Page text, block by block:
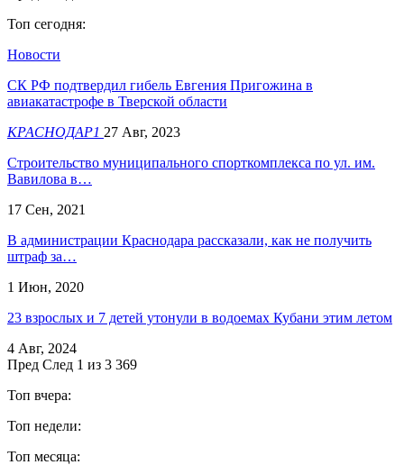
Топ сегодня:
Новости
​СК РФ подтвердил гибель Евгения Пригожина в
авиакатастрофе в Тверской области
КРАСНОДАР1 27 Авг, 2023
Строительство муниципального спорткомплекса по ул. им.
Вавилова в…
17 Сен, 2021
В администрации Краснодара рассказали, как не получить
штраф за…
1 Июн, 2020
23 взрослых и 7 детей утонули в водоемах Кубани этим летом
4 Авг, 2024
Пред След 1 из 3 369
Топ вчера:
Топ недели:
Топ месяца: